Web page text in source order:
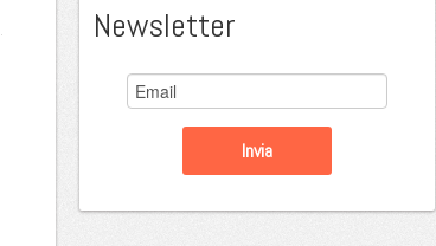
Newsletter